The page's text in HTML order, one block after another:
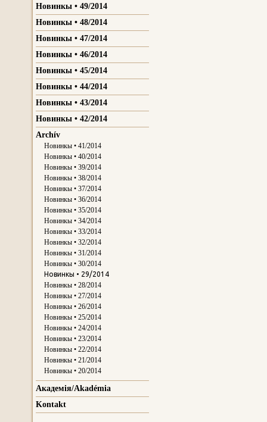
Новинкы • 49/2014
Новинкы • 48/2014
Новинкы • 47/2014
Новинкы • 46/2014
Новинкы • 45/2014
Новинкы • 44/2014
Новинкы • 43/2014
Новинкы • 42/2014
Archív
Новинкы • 41/2014
Новинкы • 40/2014
Новинкы • 39/2014
Новинкы • 38/2014
Новинкы • 37/2014
Новинкы • 36/2014
Новинкы • 35/2014
Новинкы • 34/2014
Новинкы • 33/2014
Новинкы • 32/2014
Новинкы • 31/2014
Новинкы • 30/2014
Новинкы • 29/2014
Новинкы • 28/2014
Новинкы • 27/2014
Новинкы • 26/2014
Новинкы • 25/2014
Новинкы • 24/2014
Новинкы • 23/2014
Новинкы • 22/2014
Новинкы • 21/2014
Новинкы • 20/2014
Aкадемія/Akadémiа
Kontakt